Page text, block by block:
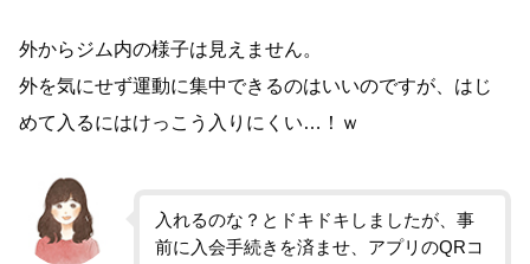
外からジム内の様子は見えません。
外を気にせず運動に集中できるのはいいのですが、はじ
めて入るにはけっこう入りにくい…！ｗ
入れるのな？とドキドキしましたが、事
前に入会手続きを済ませ、アプリのQRコ